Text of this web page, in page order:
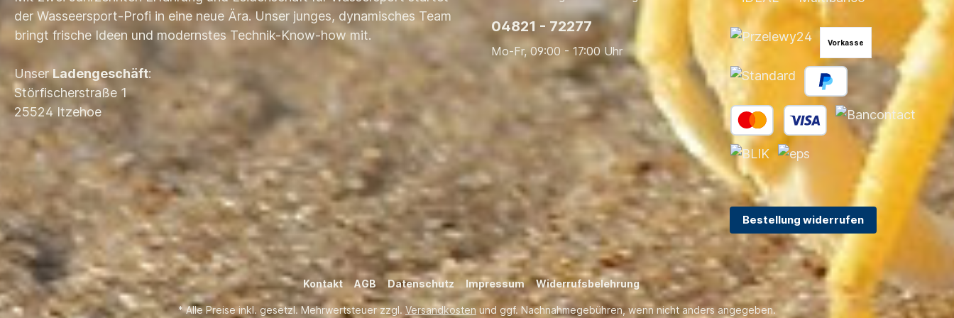
der Wasseersport-Profi in eine neue Ära. Unser junges, dynamisches Team
bringt frische Ideen und modernstes Technik-Know-how mit.
UnserLadengeschäft:
Störfischerstraße 1
25524 Itzehoe
04821 - 72277
Mo-Fr, 09:00 - 17:00 Uhr
Vorkasse
Bestellung widerrufen
Kontakt AGB Datenschutz Impressum Widerrufsbelehrung
* Alle Preise inkl. gesetzl. Mehrwertsteuer zzgl. Versandkosten und ggf. Nachnahmegebühren, wenn nicht anders angegeben.